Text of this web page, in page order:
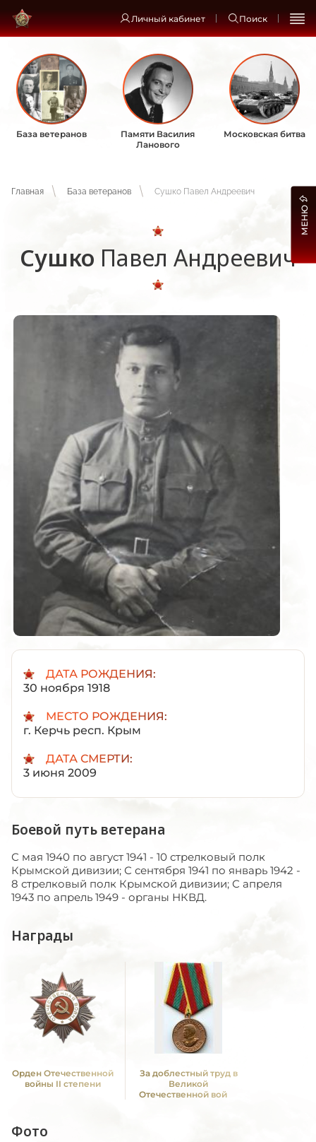
Личный кабинет Поиск
База ветеранов
Памяти Василия
Ланового
Московская битва
Главная База ветеранов Сушко Павел Андреевич
Сушко Павел Андреевич
ДАТА РОЖДЕНИЯ:
30 ноября 1918
МЕСТО РОЖДЕНИЯ:
г. Керчь респ. Крым
ДАТА СМЕРТИ:
3 июня 2009
Боевой путь ветерана
С мая 1940 по август 1941 - 10 стрелковый полк
Крымской дивизии; С сентября 1941 по январь 1942 -
8 стрелковый полк Крымской дивизии; С апреля
1943 по апрель 1949 - органы НКВД.
Награды
Орден Отечественной
войны II степени
За доблестный труд в
Великой
Отечественной войне
Фото
МЕНЮ